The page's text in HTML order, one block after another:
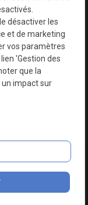
Politique de
confidentialité
phone
49 88 42 61
désactiver les
et de marketing
vos paramètres
'Gestion des
que la
impact sur